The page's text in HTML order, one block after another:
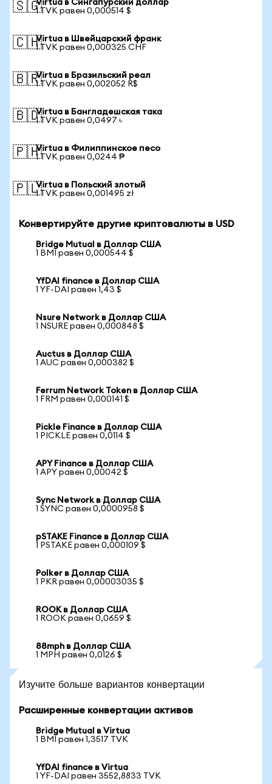
🇸🇬Virtua в Сингапурский доллар
1 TVK равен 0,000514 $
🇨🇭Virtua в Швейцарский франк
1 TVK равен 0,000325 CHF
🇧🇷Virtua в Бразильский реал
1 TVK равен 0,002052 R$
🇧🇩Virtua в Бангладешская така
1 TVK равен 0,0497 ৳
🇵🇭Virtua в Филиппинское песо
1 TVK равен 0,0244 ₱
🇵🇱Virtua в Польский злотый
1 TVK равен 0,001495 zł
Конвертируйте другие криптовалюты в USD
Bridge Mutual в Доллар США
1 BMI равен 0,000544 $
YfDAI finance в Доллар США
1 YF-DAI равен 1,43 $
Nsure Network в Доллар США
1 NSURE равен 0,000848 $
Auctus в Доллар США
1 AUC равен 0,000382 $
Ferrum Network Token в Доллар США
1 FRM равен 0,000141 $
Pickle Finance в Доллар США
1 PICKLE равен 0,0114 $
APY Finance в Доллар США
1 APY равен 0,00042 $
Sync Network в Доллар США
1 SYNC равен 0,0000958 $
pSTAKE Finance в Доллар США
1 PSTAKE равен 0,000109 $
Polker в Доллар США
1 PKR равен 0,00003035 $
ROOK в Доллар США
1 ROOK равен 0,0659 $
88mph в Доллар США
1 MPH равен 0,0126 $
Изучите больше вариантов конвертации
Расширенные конвертации активов
Bridge Mutual в Virtua
1 BMI равен 1,3517 TVK
YfDAI finance в Virtua
1 YF-DAI равен 3552,8833 TVK